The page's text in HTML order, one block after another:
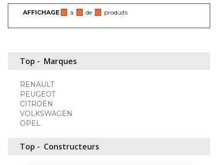
AFFICHAGE 0 à 0 de 0 produits
Top - Marques
RENAULT
PEUGEOT
CITROËN
VOLKSWAGEN
OPEL
Top - Constructeurs